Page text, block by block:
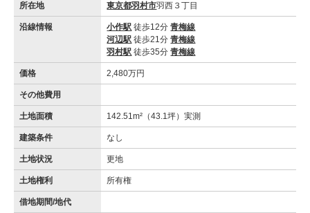
所在地 東京都羽村市羽西３丁目
沿線情報 小作駅 徒歩12分青梅線
河辺駅 徒歩21分青梅線
羽村駅 徒歩35分青梅線
価格 2,480万円
その他費用
土地面積 142.51m²（43.1坪）実測
建築条件 なし
土地状況 更地
土地権利 所有権
借地期間/地代